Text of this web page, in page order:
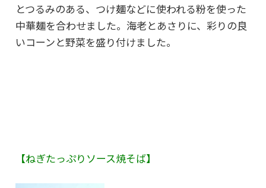
とつるみのある、つけ麺などに使われる粉を使った
中華麺を合わせました。海老とあさりに、彩りの良
いコーンと野菜を盛り付けました。
【ねぎたっぷりソース焼そば】